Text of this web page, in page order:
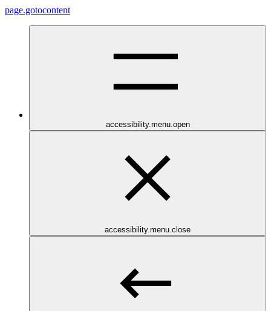
page.gotocontent
accessibility.menu.open
accessibility.menu.close